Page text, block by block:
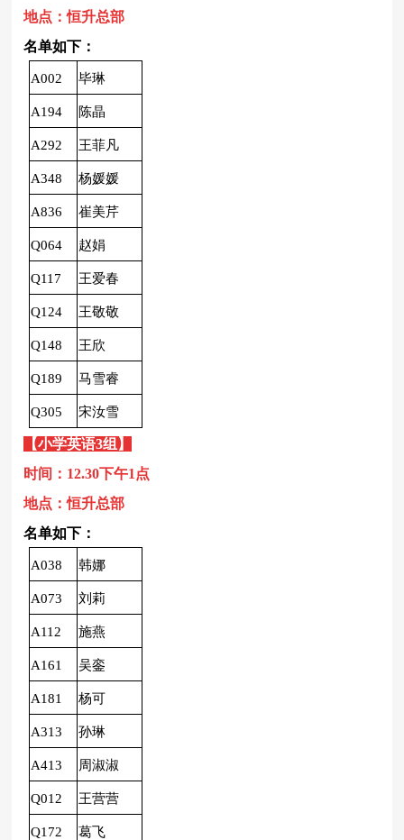
地点：恒升总部
名单如下：
A002 毕琳
A194 陈晶
A292 王菲凡
A348 杨媛媛
A836 崔美芹
Q064 赵娟
Q117 王爱春
Q124 王敬敬
Q148 王欣
Q189 马雪睿
Q305 宋汝雪
【小学英语3组】
时间：12.30下午1点
地点：恒升总部
名单如下：
A038 韩娜
A073 刘莉
A112 施燕
A161 吴銮
A181 杨可
A313 孙琳
A413 周淑淑
Q012 王营营
Q172 葛飞